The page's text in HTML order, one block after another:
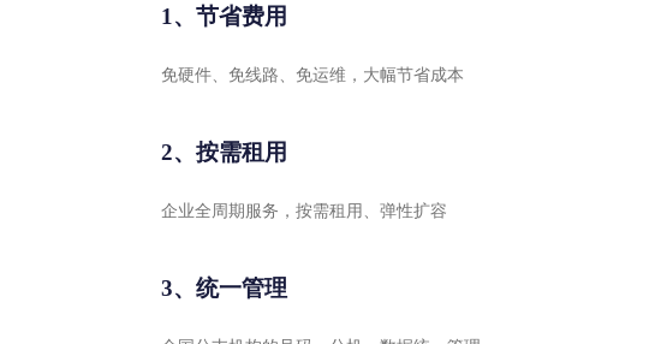
1、节省费用
免硬件、免线路、免运维，大幅节省成本
2、按需租用
企业全周期服务，按需租用、弹性扩容
3、统一管理